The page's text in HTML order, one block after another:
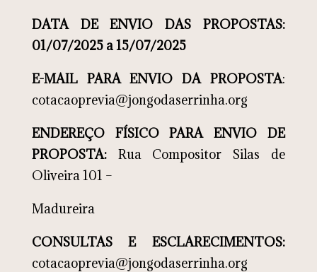
DATA DE ENVIO DAS PROPOSTAS:
01/07/2025 a 15/07/2025
E-MAIL PARA ENVIO DA PROPOSTA:
cotacaoprevia@jongodaserrinha.org
ENDEREÇO FÍSICO PARA ENVIO DE
PROPOSTA:Rua Compositor Silas de
Oliveira 101 –
Madureira
CONSULTAS E ESCLARECIMENTOS:
cotacaoprevia@jongodaserrinha.org